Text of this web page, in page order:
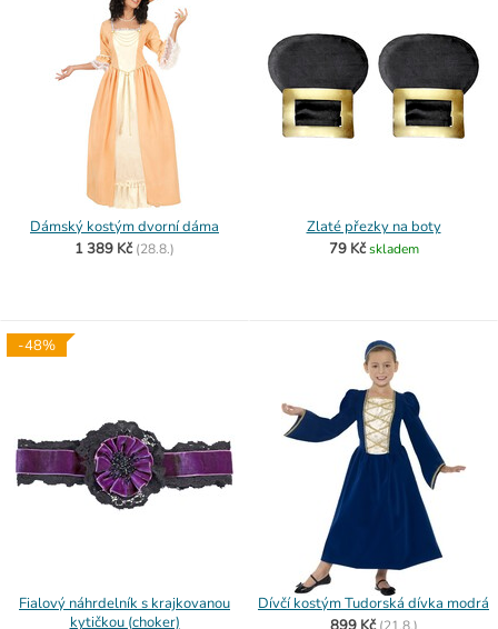
Dámský kostým dvorní dáma
1 389 Kč (28.8.)
Zlaté přezky na boty
79 Kč skladem
-48%
Fialový náhrdelník s krajkovanou
kytičkou (choker)
Dívčí kostým Tudorská dívka modrá